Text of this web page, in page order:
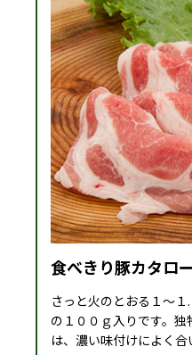
食べきり豚カタロ
さっと火のとおる１～
の１００ｇ入りです。
は、濃い味付けによく合